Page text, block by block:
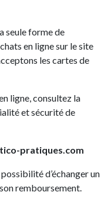
seule forme de
en ligne sur le site
les cartes de
ligne, consultez la
et sécurité de
pratiques.com
d’échanger un
remboursement.